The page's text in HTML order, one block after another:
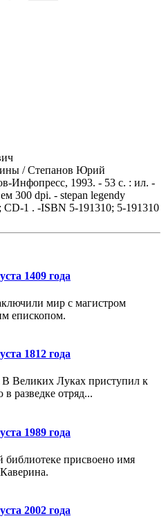
/ Степанов Юрий
Инфопресс, 1993. - 53 с. : ил. -
300 dpi. - stepan legendy
CD-1 . -ISBN 5-191310; 5-191310
1409 года
мир с магистром
епископом.
1812 года
Великих Луках приступил к
разведке отряд...
1989 года
библиотеке присвоено имя
2002 года